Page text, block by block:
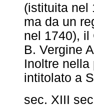
intitolato a
sec. XIII